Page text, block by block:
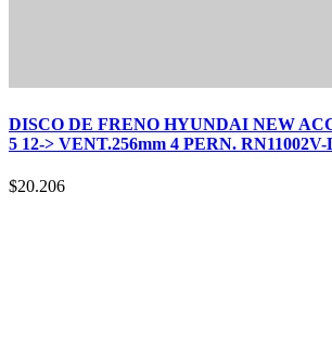
DISCO DE FRENO HYUNDAI NEW
5 12-> VENT.256mm 4 PERN. RN11002V-
$20.206